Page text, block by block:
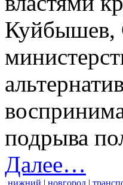
Куйбышев,
подрыва
Далее…